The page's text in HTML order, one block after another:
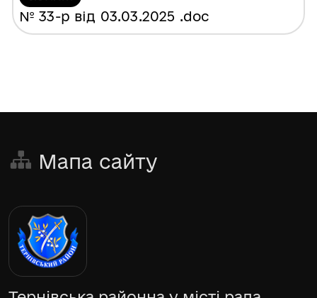
№ 33-р від 03.03.2025 .doc
Мапа сайту